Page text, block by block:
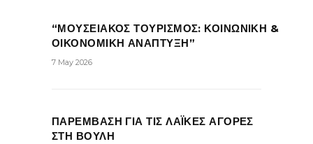
“ΜΟΥΣΕΙΑΚΟΣ ΤΟΥΡΙΣΜΟΣ: ΚΟΙΝΩΝΙΚΗ &
ΟΙΚΟΝΟΜΙΚΗ ΑΝΑΠΤΥΞΗ”
7 May 2026
ΠΑΡΕΜΒΑΣΗ ΓΙΑ ΤΙΣ ΛΑΪΚΕΣ ΑΓΟΡΕΣ
ΣΤΗ ΒΟΥΛΗ